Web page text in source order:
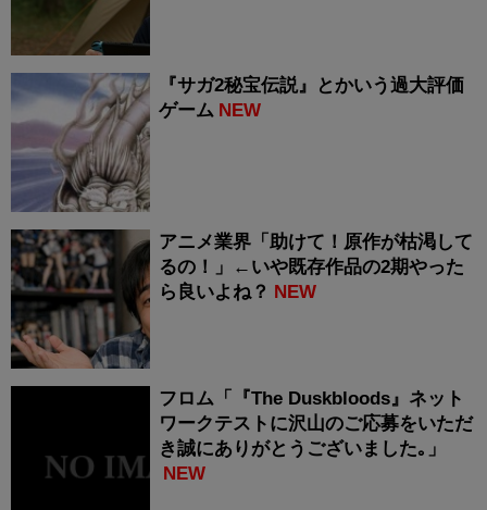
『サガ2秘宝伝説』とかいう過大評価
ゲーム NEW
アニメ業界「助けて！原作が枯渇して
るの！」←いや既存作品の2期やった
ら良いよね？ NEW
フロム「『The Duskbloods』ネット
ワークテストに沢山のご応募をいただ
き誠にありがとうございました｡」
NEW